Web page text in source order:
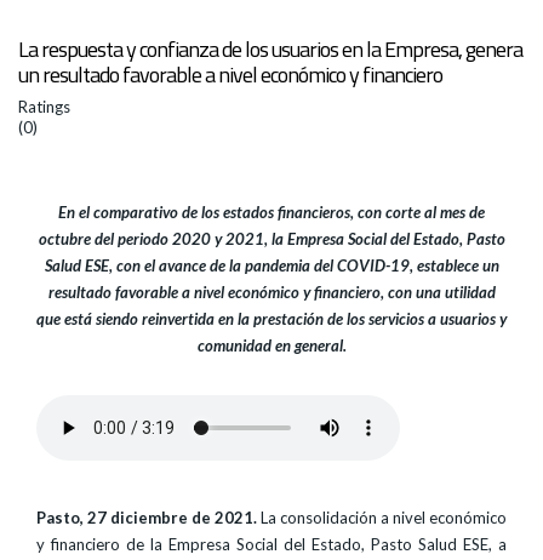
La respuesta y confianza de los usuarios en la Empresa, genera
un resultado favorable a nivel económico y financiero
Ratings
(0)
En el comparativo de los estados financieros, con corte al mes de
octubre del periodo 2020 y 2021, la Empresa Social del Estado, Pasto
Salud ESE, con el avance de la pandemia del COVID-19, establece un
resultado favorable a nivel económico y financiero, con una utilidad
que está siendo reinvertida en la prestación de los servicios a usuarios y
comunidad en general.
Pasto, 27 diciembre de 2021.La consolidación a nivel económico
y financiero de la Empresa Social del Estado, Pasto Salud ESE, a